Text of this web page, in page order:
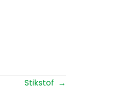
Stikstof →